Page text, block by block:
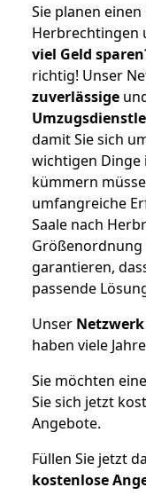
Sie planen
Herbrechtingen
viel Geld
richtig! Unser
zuverlässige
damit Sie sich
wichtigen Dinge
kümmern
umfangreiche
Saale nach
garantieren,
passende
Unser Netzwerk
haben viele
Sie möchten eine
Sie sich jetzt
Angebote.
Füllen Sie jetzt
kostenlose